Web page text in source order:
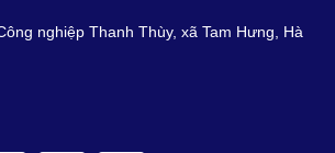
nghiệp Thanh Thùy, xã Tam Hưng, Hà